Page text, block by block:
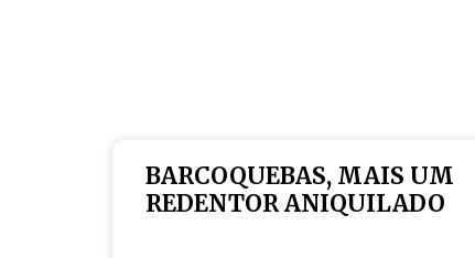
BARCOQUEBAS, MAIS UM
REDENTOR ANIQUILADO